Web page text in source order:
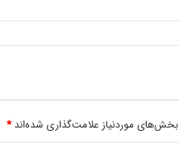
ا
ا
ت
بخش‌های موردنیاز علامت‌گذاری شده‌اند*